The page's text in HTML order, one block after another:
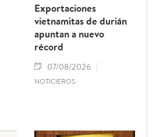
Exportaciones
vietnamitas de durián
apuntan a nuevo
récord
07/08/2026
NOTICIEROS